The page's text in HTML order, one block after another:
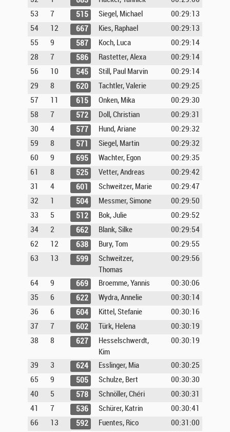
53
7 515 Siegel, Michael
00:29:13
54
12 667 Kies, Raphael
00:29:13
55
9 587 Koch, Luca
00:29:14
28
7 586 Rastetter, Alexa
00:29:14
56
10 545 Still, Paul Marvin
00:29:14
29
8 620 Tachtler, Valerie
00:29:25
57
11 615 Onken, Mika
00:29:30
58
7 572 Doll, Christian
00:29:31
30
4 577 Hund, Ariane
00:29:32
59
8 571 Siegel, Martin
00:29:32
60
9 695 Wachter, Egon
00:29:35
61
8 525 Vetter, Andreas
00:29:42
31
4 601 Schweitzer, Marie
00:29:47
32
1 504 Messmer, Simone
00:29:50
33
5 512 Bok, Julie
00:29:52
34
2 662 Blank, Silke
00:29:54
62
12 638 Bury, Tom
00:29:55
63
13 599
Schweitzer,
Thomas
00:29:56
64 9 669 Broemme, Yannis
00:30:06
35
6 622 Wydra, Annelie
00:30:14
36
6 604 Kittel, Stefanie
00:30:16
37
7 602 Türk, Helena
00:30:19
38
8 627
Hesselschwerdt,
Kim
00:30:19
39 3 624 Esslinger, Mia
00:30:25
65
9 505 Schulze, Bert
00:30:30
40
5 578 Schnöller, Chéri
00:30:31
41
7 536 Schürer, Katrin
00:30:41
66
13 592 Fuentes, Rico
00:31:00